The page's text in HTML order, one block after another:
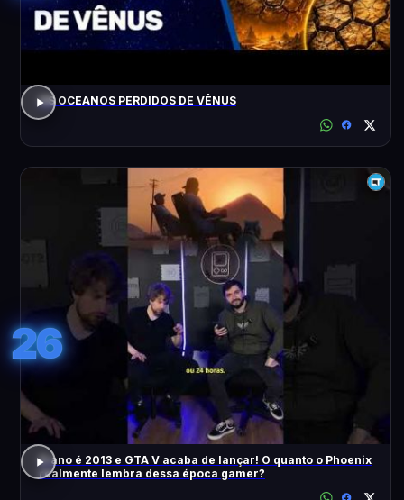
OS OCEANOS PERDIDOS DE VÊNUS
26
O ano é 2013 e GTA V acaba de lançar! O quanto o Phoenix
realmente lembra dessa época gamer?